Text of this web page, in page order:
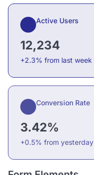
Active Users
12,234
+2.3% from last week
Conversion Rate
3.42%
+0.5% from yesterday